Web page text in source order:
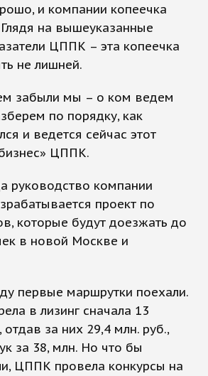
и компании копеечка
на вышеуказанные
ЦППК – эта копеечка
не лишней.
забыли мы – о ком ведем
по порядку, как
и ведется сейчас этот
ЦППК.
руководство компании
проект по
которые будут доезжать до
в новой Москве и
первые маршрутки поехали.
в лизинг сначала 13
за них 29,4 млн. руб.,
за 38, млн. Но что бы
ЦППК провела конкурсы на